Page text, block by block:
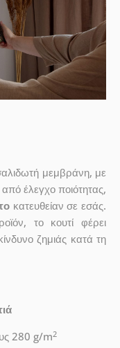
μεμβράνη, με
από έλεγχο ποιότητας,
κατευθείαν σε εσάς.
το κουτί φέρει
ζημιάς κατά τη
280 g/m2